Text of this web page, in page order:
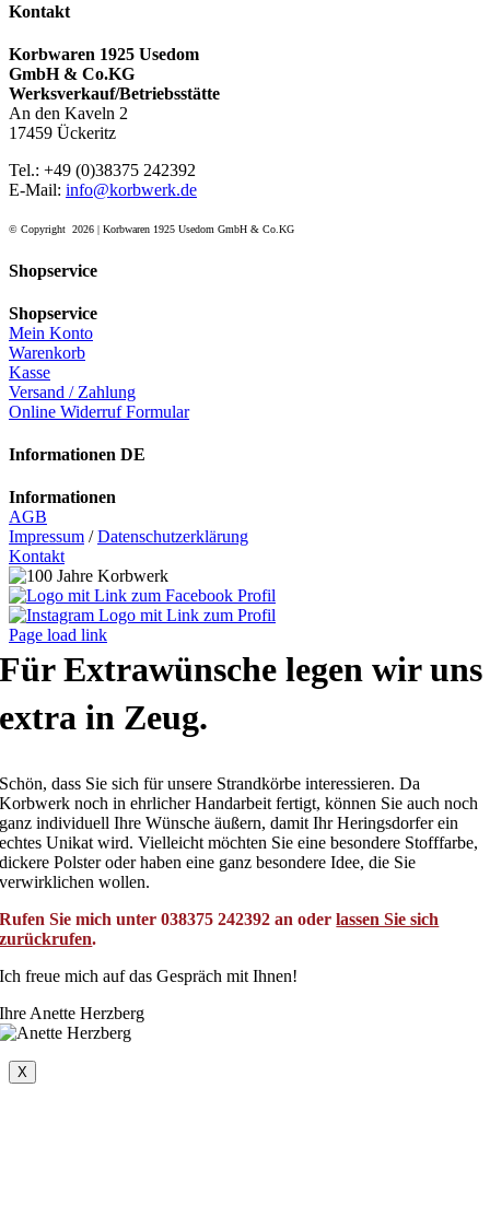
Kontakt
Korbwaren 1925 Usedom
GmbH & Co.KG
Werksverkauf/Betriebsstätte
An den Kaveln 2
17459 Ückeritz
Tel.: +49 (0)38375 242392
E-Mail: info@korbwerk.de
© Copyright 2026 | Korbwaren 1925 Usedom GmbH & Co.KG
Shopservice
Shopservice
Mein Konto
Warenkorb
Kasse
Versand / Zahlung
Online Widerruf Formular
Informationen DE
Informationen
AGB
Impressum /Datenschutzerklärung
Kontakt
Page load link
Für Extrawünsche legen wir uns
extra in Zeug.
Schön, dass Sie sich für unsere Strandkörbe interessieren. Da
Korbwerk noch in ehrlicher Handarbeit fertigt, können Sie auch noch
ganz individuell Ihre Wünsche äußern, damit Ihr Heringsdorfer ein
echtes Unikat wird. Vielleicht möchten Sie eine besondere Stofffarbe,
dickere Polster oder haben eine ganz besondere Idee, die Sie
verwirklichen wollen.
Rufen Sie mich unter 038375 242392 an oderlassen Sie sich
zurückrufen.
Ich freue mich auf das Gespräch mit Ihnen!
Ihre Anette Herzberg
X